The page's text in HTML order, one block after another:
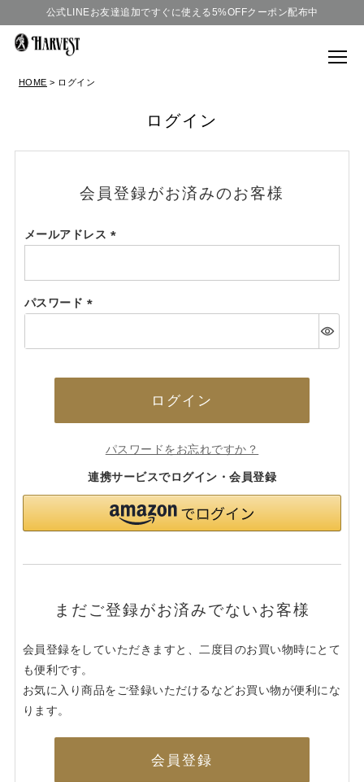
公式LINEお友達追加ですぐに使える5%OFFクーポン配布中
HOME ログイン
ログイン
会員登録がお済みのお客様
メールアドレス
須)
パスワード
須)
ログイン
パスワードをお忘れですか？
連携サービスでログイン・会員登録
まだご登録がお済みでないお客様
会員登録をしていただきますと、二度目のお買い物時にとて
も便利です。
お気に入り商品をご登録いただけるなどお買い物が便利にな
ります。
会員登録